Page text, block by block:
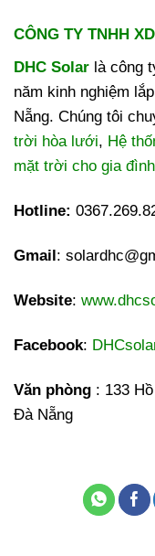
CÔNG TY TNHH
DHC Solar là công
năm kinh nghiệm
Nẵng. Chúng tôi
trời hòa lưới, Hệ
mặt trời cho gia đình
Hotline:
Gmail:
Website:
Facebook:
Văn phòng : 133
Đà Nẵng